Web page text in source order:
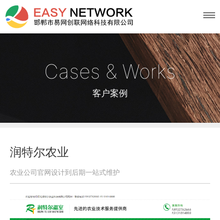
案例
动态
Cases & Works
客户案例
润特尔农业
农业公司官网设计到后期一站式维护